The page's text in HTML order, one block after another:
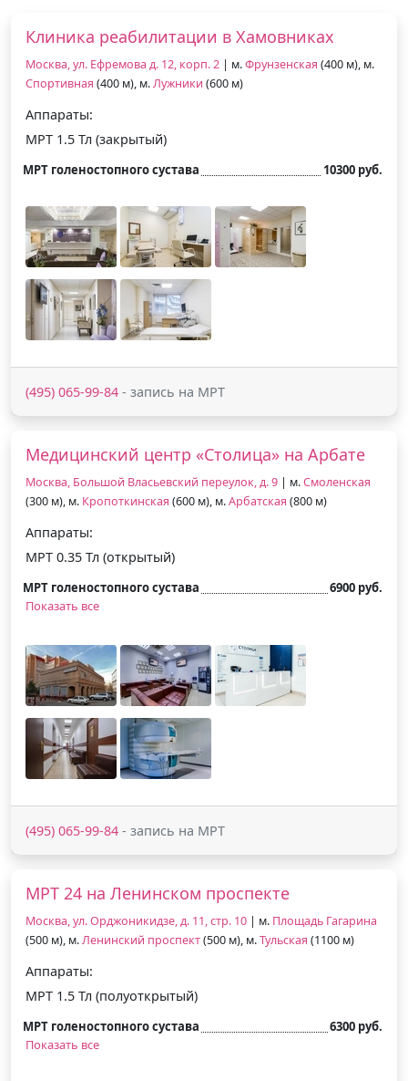
Клиника реабилитации в Хамовниках
Москва, ул. Ефремова д. 12, корп. 2 | м.Фрунзенская (400 м), м.
Спортивная (400 м), м.Лужники (600 м)
Аппараты:
МРТ 1.5 Тл (закрытый)
МРТ голеностопного сустава 10300 руб.
(495) 065-99-84 - запись на МРТ
Медицинский центр «Столица» на Арбате
Москва, Большой Власьевский переулок, д. 9 | м.Смоленская
(300 м), м. Кропоткинская (600 м), м.Арбатская (800 м)
Аппараты:
МРТ 0.35 Тл (открытый)
МРТ голеностопного сустава
6900 руб.
Показать все
(495) 065-99-84 - запись на МРТ
МРТ 24 на Ленинском проспекте
Москва, ул. Орджоникидзе, д. 11, стр. 10 | м. Площадь Гагарина
(500 м), м.Ленинский проспект(500 м), м.Тульская (1100 м)
Аппараты:
МРТ 1.5 Тл (полуоткрытый)
МРТ голеностопного сустава
6300 руб.
Показать все